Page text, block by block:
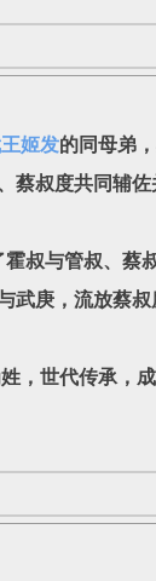
姬发的同母弟
蔡叔度共同辅
与管叔、蔡
庚，流放蔡
世代传承，